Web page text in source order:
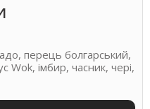
перець болгарський,
Wok, імбир, часник, чері,